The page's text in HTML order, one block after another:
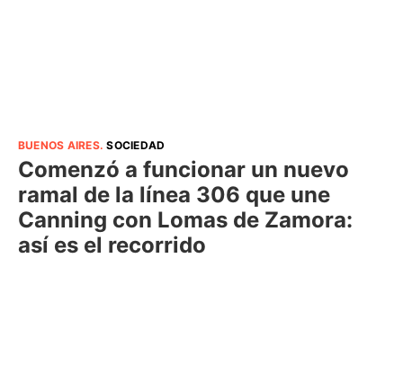
BUENOS AIRES.SOCIEDAD
Comenzó a funcionar un nuevo
ramal de la línea 306 que une
Canning con Lomas de Zamora:
así es el recorrido